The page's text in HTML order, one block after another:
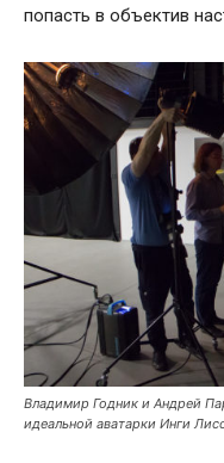
попасть в объектив
Владимир Годник и Андрей
идеальной аватарки Инги